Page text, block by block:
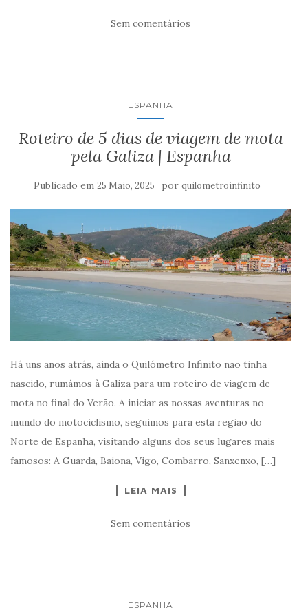
Sem comentários
ESPANHA
Roteiro de 5 dias de viagem de mota
pela Galiza | Espanha
Publicado em 25 Maio, 2025 por quilometroinfinito
Há uns anos atrás, ainda o Quilómetro Infinito não tinha
nascido, rumámos à Galiza para um roteiro de viagem de
mota no final do Verão. A iniciar as nossas aventuras no
mundo do motociclismo, seguimos para esta região do
Norte de Espanha, visitando alguns dos seus lugares mais
famosos: A Guarda, Baiona, Vigo, Combarro, Sanxenxo, […]
LEIA MAIS
Sem comentários
ESPANHA